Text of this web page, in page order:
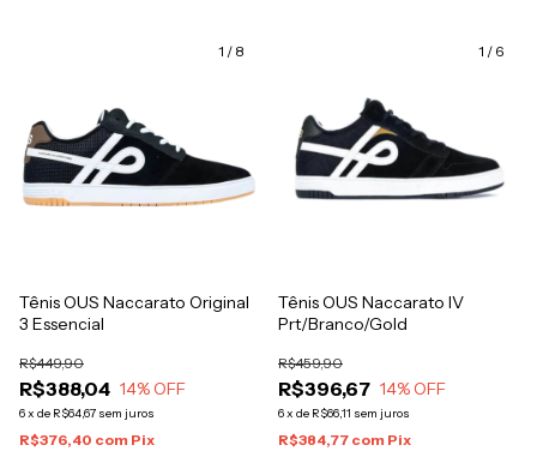
1 / 8
Tênis OUS Naccarato Original
3 Essencial
R$388,04
R$449,90
14% OFF
6x de R$64,67 sem juros
R$376,40 com Pix
1 / 6
Tênis OUS Naccarato IV
Prt/Branco/Gold
R$396,67
R$459,90
14% OFF
6x de R$66,11 sem juros
R$384,77 com Pix